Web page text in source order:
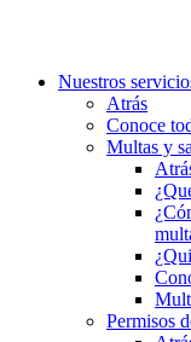
Nuestros
Atrás
Conoce
Multas y
Permisos